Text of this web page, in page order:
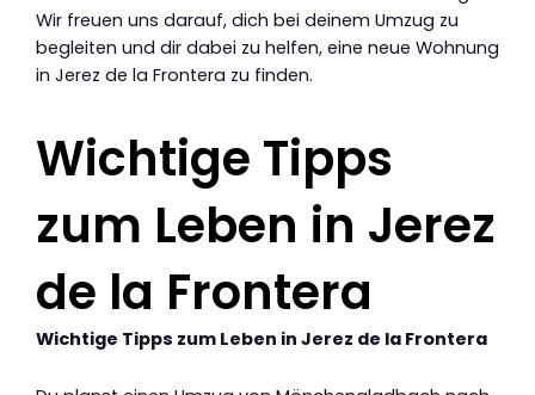
Wir freuen uns darauf, dich bei deinem Umzug zu
begleiten und dir dabei zu helfen, eine neue Wohnung
in Jerez de la Frontera zu finden.
Wichtige Tipps
zum Leben in Jerez
de la Frontera
Wichtige Tipps zum Leben in Jerez de la Frontera